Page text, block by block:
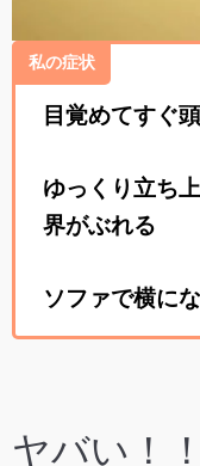
私の症状
目覚めてすぐ
ゆっくり立ち
界がぶれる
ソファで横に
ヤバい！！